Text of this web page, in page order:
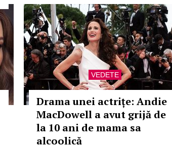
VEDETE
Drama unei actrițe: Andie
MacDowell a avut grijă de
la 10 ani de mama sa
alcoolică